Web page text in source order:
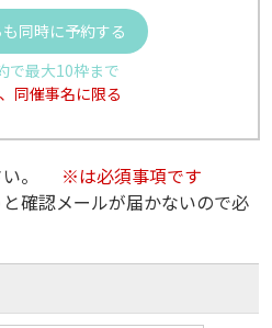
同時に予約する
で最大10枠まで
同催事名に限る
い。
※は必須事項です
確認メールが届かないので必